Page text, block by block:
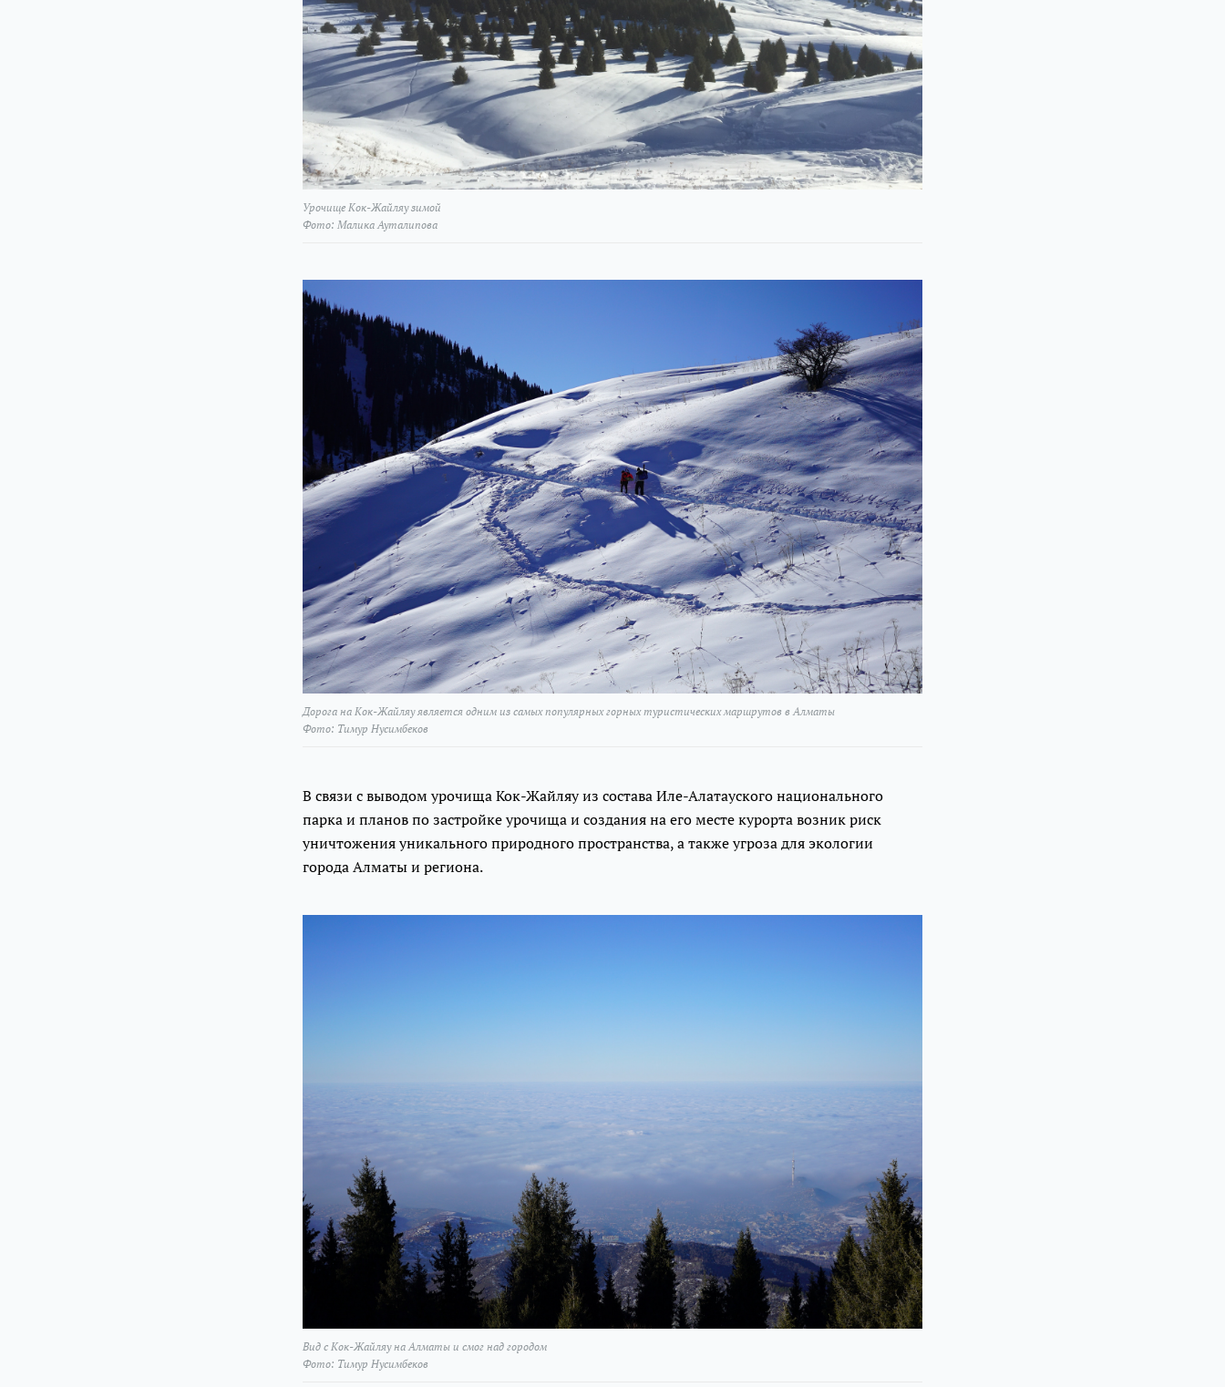
Урочище Кок-Жайляу зимой
Фото: Малика Ауталипова
Дорога на Кок-Жайляу является одним из самых популярных горных туристических маршрутов в Алматы
Фото: Тимур Нусимбеков
В связи с выводом урочища Кок-Жайляу из состава Иле-Алатауского национального
парка и планов по застройке урочища и создания на его месте курорта возник риск
уничтожения уникального природного пространства, а также угроза для экологии
города Алматы и региона.
Вид с Кок-Жайляу на Алматы и смог над городом
Фото: Тимур Нусимбеков